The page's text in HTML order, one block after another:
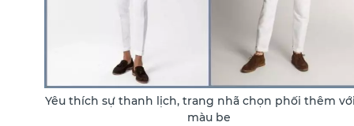
Yêu thích sự thanh lịch, trang nhã chọn phối thêm
màu be